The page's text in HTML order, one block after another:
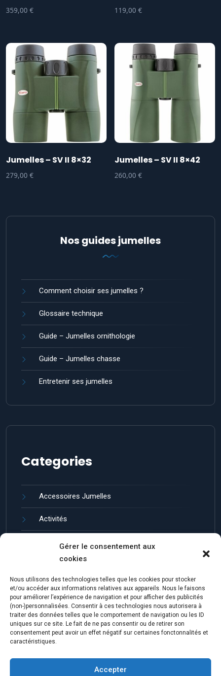
Gérer le consentement aux
cookies
Nous utilisons des technologies telles que les cookies pour stocker
et/ou accéder aux informations relatives aux appareils. Nous le faisons
pour améliorer l’expérience de navigation et pour afficher des publicités
(non-)personnalisées. Consentir à ces technologies nous autorisera à
traiter des données telles que le comportement de navigation ou les ID
uniques sur ce site. Le fait de ne pas consentir ou de retirer son
consentement peut avoir un effet négatif sur certaines fonctonnalités et
caractéristiques.
Accepter
359,00 € 119,00€
Jumelles – SV II 8×32
279,00 €
Jumelles – SV II 8×42
260,00€
Nos guides jumelles
Comment choisir ses jumelles ?
Glossaire technique
Guide – Jumelles ornithologie
Guide – Jumelles chasse
Entretenir ses jumelles
Categories
Accessoires Jumelles
Activités
Guides et entretien
Jumelles de Loisir
Marques de Jumelles
© 2023 Katen. Theme by ThemeGer.